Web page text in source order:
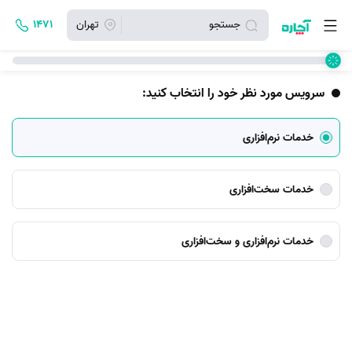
جستجو تهران ۱۴۷۱
سرویس مورد نظر خود را انتخاب کنید:
خدمات نرم‌افزاری
خدمات سخت‌افزاری
خدمات نرم‌افزاری و سخت‌افزاری